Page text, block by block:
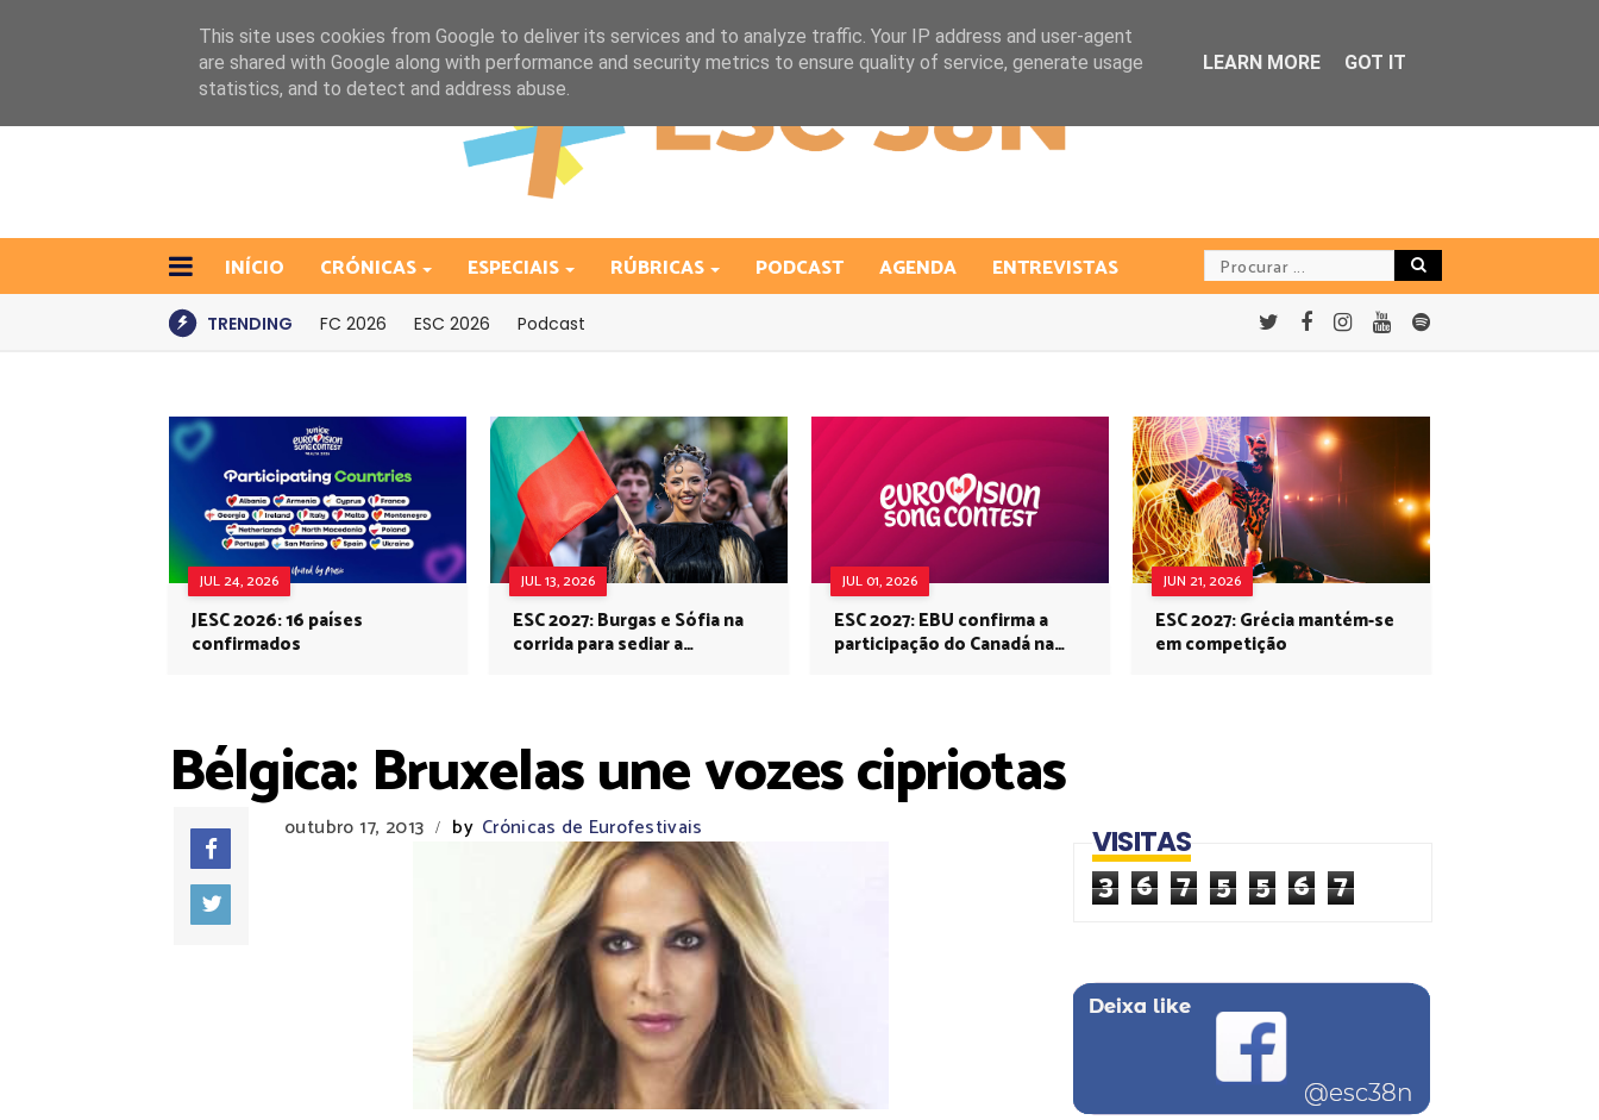
INÍCIO CRÓNICAS ESPECIAIS RÚBRICAS PODCAST AGENDA ENTREVISTAS
TRENDING FC 2026 ESC 2026 Podcast
JUL 24, 2026
JESC 2026: 16 países
confirmados
JUL 13, 2026
ESC 2027: Burgas e Sófia na
corrida para sediar a
JUL 01, 2026
ESC 2027: EBU confirma a
participação do Canadá na
JUN 21, 2026
ESC 2027: Grécia mantém-se
em competição
Bélgica: Bruxelas une vozes cipriotas
outubro 17, 2013 / by Crónicas de Eurofestivais VISITAS
3 6 7 5 5 6 7
This site uses cookies from Google to deliver its services and to analyze traffic. Your IP address and user-agent
are shared with Google along with performance and security metrics to ensure quality of service, generate usage
statistics, and to detect and address abuse.
LEARN MORE GOT IT